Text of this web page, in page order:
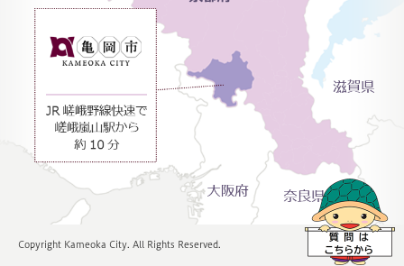
Copyright Kameoka City. All Rights Reserved.